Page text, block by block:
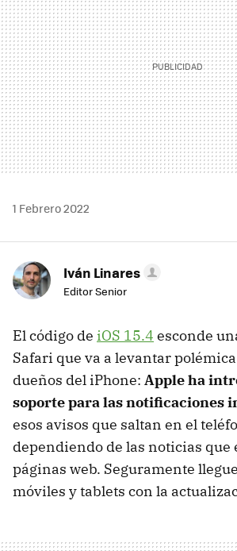
1 Febrero 2022
Iván Linares
Editor Senior
El código de iOS 15.4 esconde
Safari que va a levantar
dueños del iPhone: Apple ha
soporte para las notificaciones
esos avisos que saltan en el
dependiendo de las noticias que
páginas web. Seguramente
móviles y tablets con la